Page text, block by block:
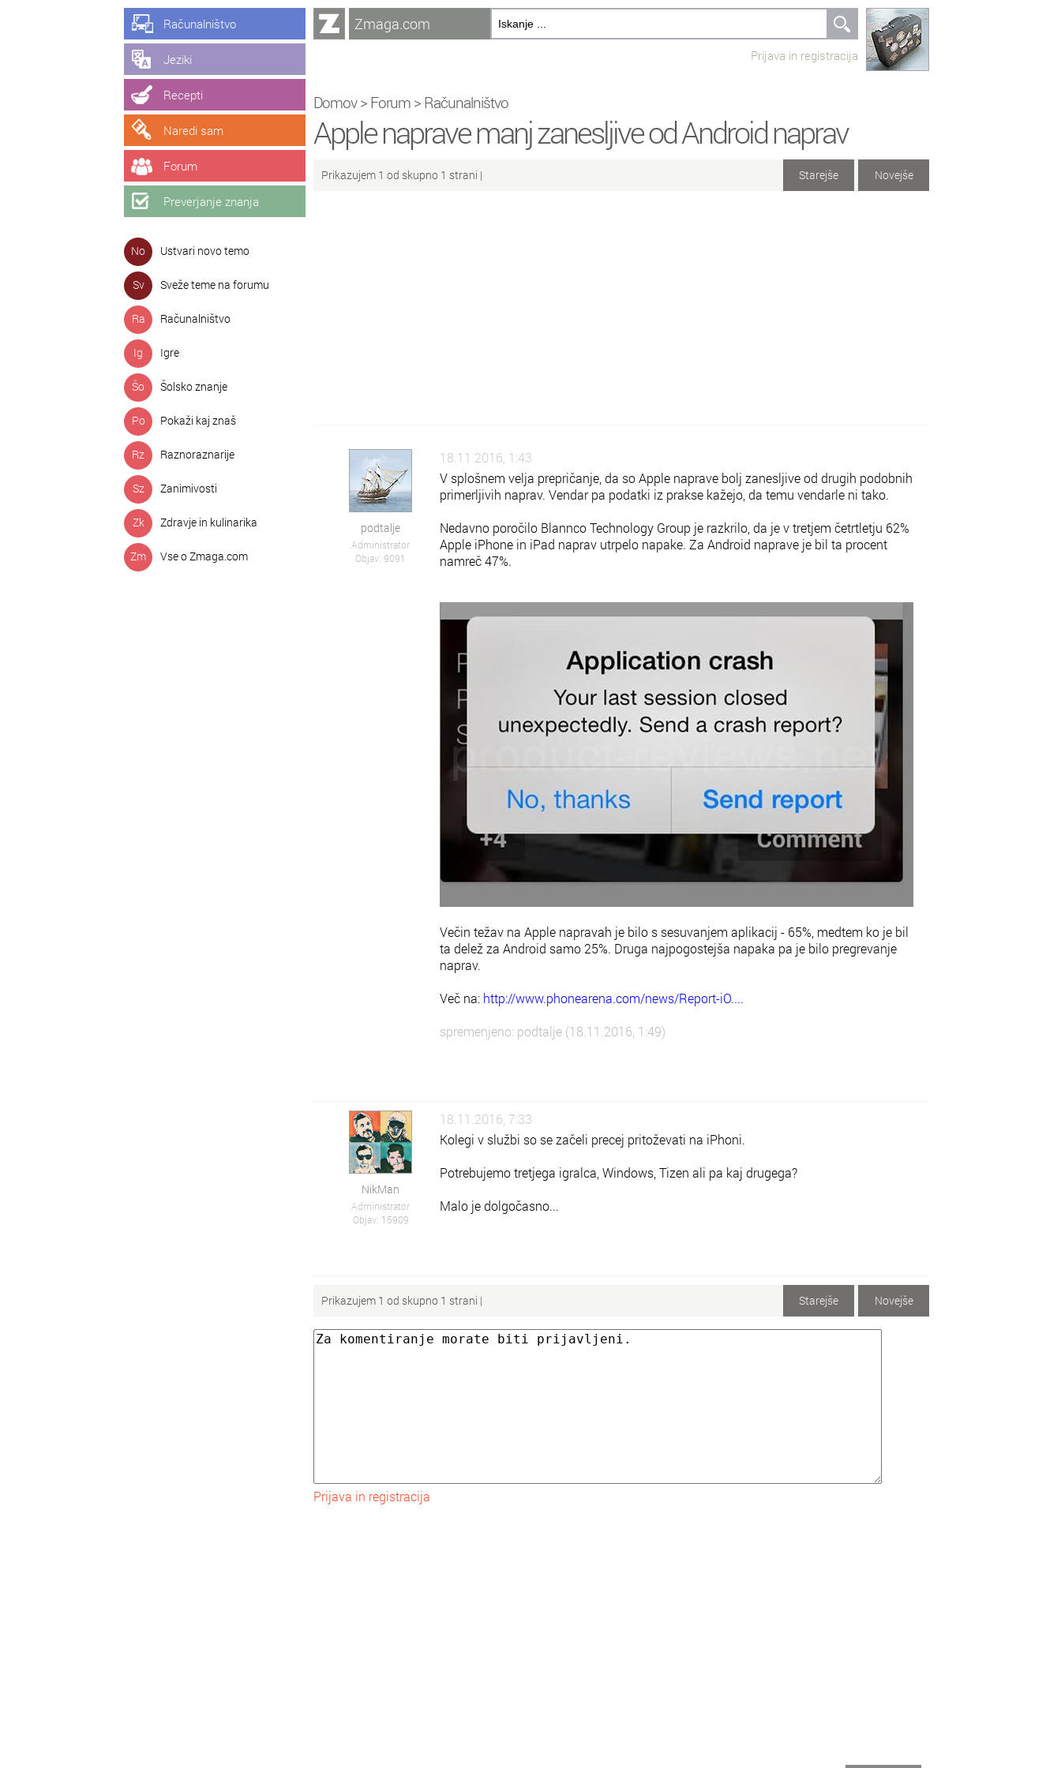
Računalništvo
Jeziki
Recepti
Naredi sam
Forum
Preverjanje znanja
No Ustvari novo temo
Sv Sveže teme na forumu
Ra Računalništvo
Ig Igre
Šo Šolsko znanje
Po Pokaži kaj znaš
Rz Raznoraznarije
Sz Zanimivosti
Zk Zdravje in kulinarika
Zm Vse o Zmaga.com
Zmaga.com
Prijava in registracija
Domov> Forum > Računalništvo
Apple naprave manj zanesljive od Android naprav
Prikazujem 1 od skupno 1 strani | Novejše
Starejše
podtalje
Administrator
Objav: 9091
18.11.2016, 1:43
V splošnem velja prepričanje, da so Apple naprave bolj zanesljive od drugih podobnih
primerljivih naprav. Vendar pa podatki iz prakse kažejo, da temu vendarle ni tako.
Nedavno poročilo Blannco Technology Group je razkrilo, da je v tretjem četrtletju 62%
Apple iPhone in iPad naprav utrpelo napake. Za Android naprave je bil ta procent
namreč 47%.
Večin težav na Apple napravah je bilo s sesuvanjem aplikacij - 65%, medtem ko je bil
ta delež za Android samo 25%. Druga najpogostejša napaka pa je bilo pregrevanje
naprav.
Več na: http://www.phonearena.com/news/Report-iO....
spremenjeno: podtalje (18.11.2016, 1:49)
NikMan
Administrator
Objav: 15909
18.11.2016, 7:33
Kolegi v službi so se začeli precej pritoževati na iPhoni.
Potrebujemo tretjega igralca, Windows, Tizen ali pa kaj drugega?
Malo je dolgočasno...
Prikazujem 1 od skupno 1 strani | Novejše
Starejše
Prijava in registracija